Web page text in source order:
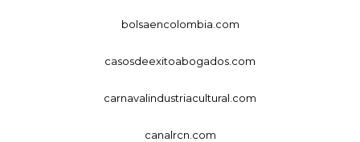
bolsaencolombia.com
casosdeexitoabogados.com
carnavalindustriacultural.com
canalrcn.com